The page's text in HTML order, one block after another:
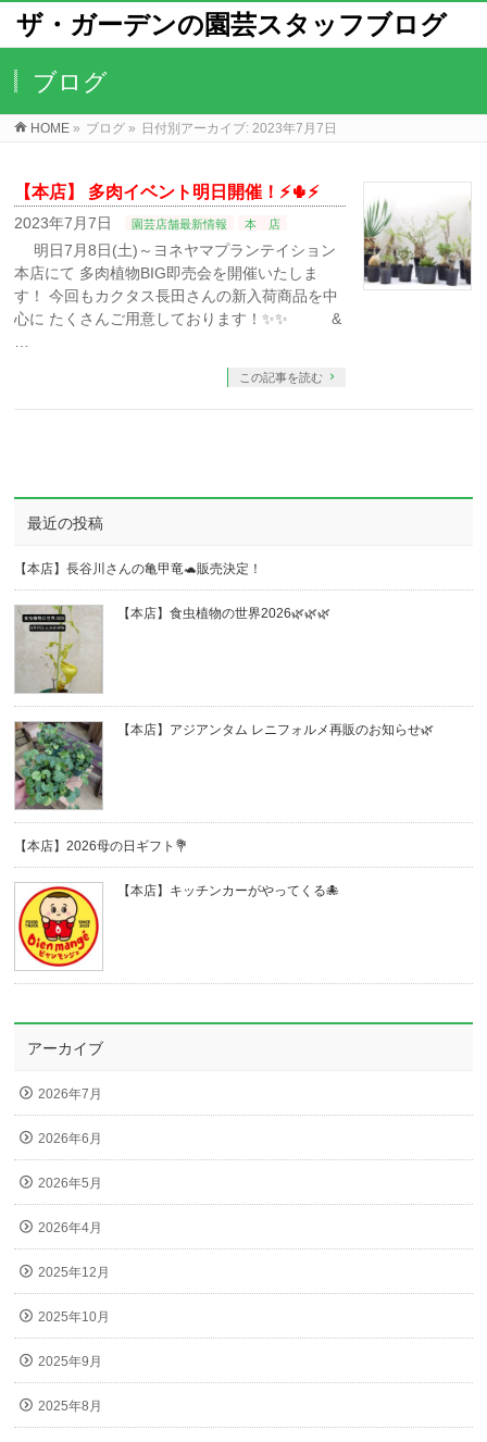
ザ・ガーデンの園芸スタッフブログ
ブログ
HOME » ブログ » 日付別アーカイブ: 2023年7月7日
【本店】 多肉イベント明日開催！⚡🌵⚡
2023年7月7日 園芸店舗最新情報 本 店
明日7月8日(土)～ヨネヤマプランテイション
本店にて 多肉植物BIG即売会を開催いたしま
す！ 今回もカクタス長田さんの新入荷商品を中
心に たくさんご用意しております！⁡⁡⁡✨✨ &
この記事を読む
最近の投稿
【本店】長谷川さんの亀甲竜🐢販売決定！
【本店】食虫植物の世界2026🌿🌿🌿
【本店】アジアンタム レニフォルメ再販のお知らせ🌿
【本店】2026母の日ギフト💐
【本店】キッチンカーがやってくる🐙
アーカイブ
2026年7月
2026年6月
2026年5月
2026年4月
2025年12月
2025年10月
2025年9月
2025年8月